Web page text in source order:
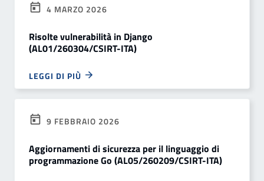
4 MARZO 2026
Risolte vulnerabilità in Django
(AL01/260304/CSIRT-ITA)
LEGGI DI PIÙ
9 FEBBRAIO 2026
Aggiornamenti di sicurezza per il linguaggio di
programmazione Go (AL05/260209/CSIRT-ITA)